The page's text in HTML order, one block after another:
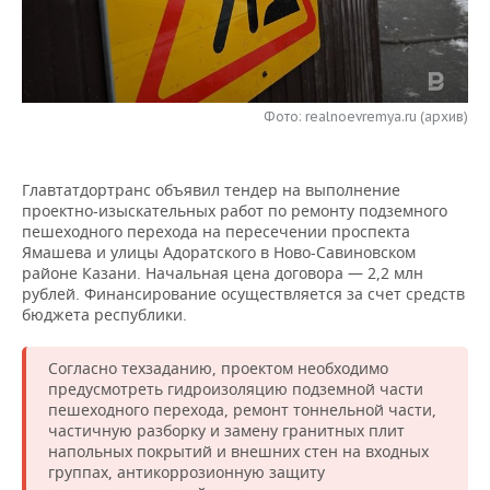
НЕФТЕХИМИЯ
ОПК
РОЗНИЧНАЯ ТОРГОВЛЯ
ТРАНСПОРТ
НОВОСТИ ТЕХНОЛОГИЙ
ТЕЛЕКОММУНИКАЦИИ
МЕРОПРИЯТИЯ
НОВОСТИ МЕРОПРИЯТИЙ
БИЗНЕС-БРАНЧИ
ONLINE-КОНФЕРЕНЦИИ
ОТКРЫТАЯ ЛЕКЦИЯ
ФУТБОЛ
ХОККЕЙ
БАСКЕТБОЛ
ВОЛЕЙБОЛ
КИБЕРСПОРТ
ФИГУРНОЕ КАТАНИЕ
НОВОСТИ ОБЩЕСТВА
ВЛАСТЬ
ИНФРАСТРУКТУРА
ИСТОРИЯ
КУЛЬТУРА
МЕДИЦИНА
ФОТОГАЛЕРЕЯ
СЮЖЕТЫ
СПРАВОЧНИК
СПИСОК ПЕРСОН
СПИСОК КОМПАНИЙ
ПОЛНАЯ ВЕРСИЯ
Фото: realnoevremya.ru (архив)
Главтатдортранс объявил тендер на выполнение
проектно-изыскательных работ по ремонту подземного
пешеходного перехода на пересечении проспекта
Ямашева и улицы Адоратского в Ново-Савиновском
районе Казани. Начальная цена договора — 2,2 млн
рублей. Финансирование осуществляется за счет средств
бюджета республики.
Согласно техзаданию, проектом необходимо
предусмотреть гидроизоляцию подземной части
пешеходного перехода, ремонт тоннельной части,
частичную разборку и замену гранитных плит
напольных покрытий и внешних стен на входных
группах, антикоррозионную защиту